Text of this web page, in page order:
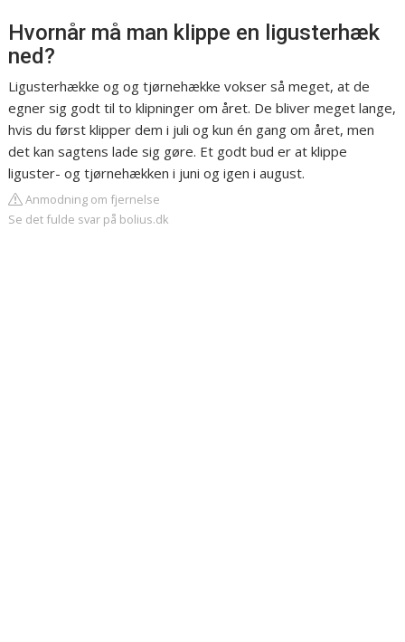
Hvornår må man klippe en ligusterhæk
ned?
Ligusterhække og og tjørnehække vokser så meget, at de
egner sig godt til to klipninger om året. De bliver meget lange,
hvis du først klipper dem i juli og kun én gang om året, men
det kan sagtens lade sig gøre. Et godt bud er at klippe
liguster- og tjørnehækken i juni og igen i august.
Anmodning om fjernelse
Se det fulde svar på bolius.dk